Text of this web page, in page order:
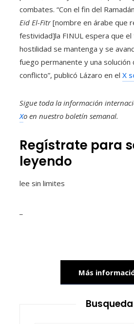
combates. “Con el fin del
Eid El-Fitr[nombre en árabe que
festividad]la FINUL espera que el
hostilidad se mantenga y se
fuego permanente y una solución
conflicto”, publicó Lázaro en el X
Sigue toda la información
Xo en nuestro boletín semanal.
Regístrate para
leyendo
lee sin limites
Más
Busqueda